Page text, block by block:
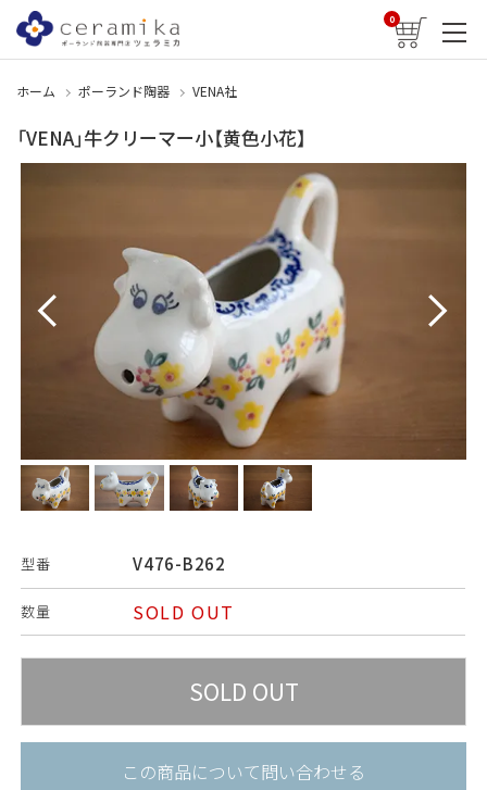
0
ホーム ポーランド陶器 VENA社
「VENA」牛クリーマー小【黄色小花】
型番 V476-B262
数量 SOLD OUT
この商品について問い合わせる